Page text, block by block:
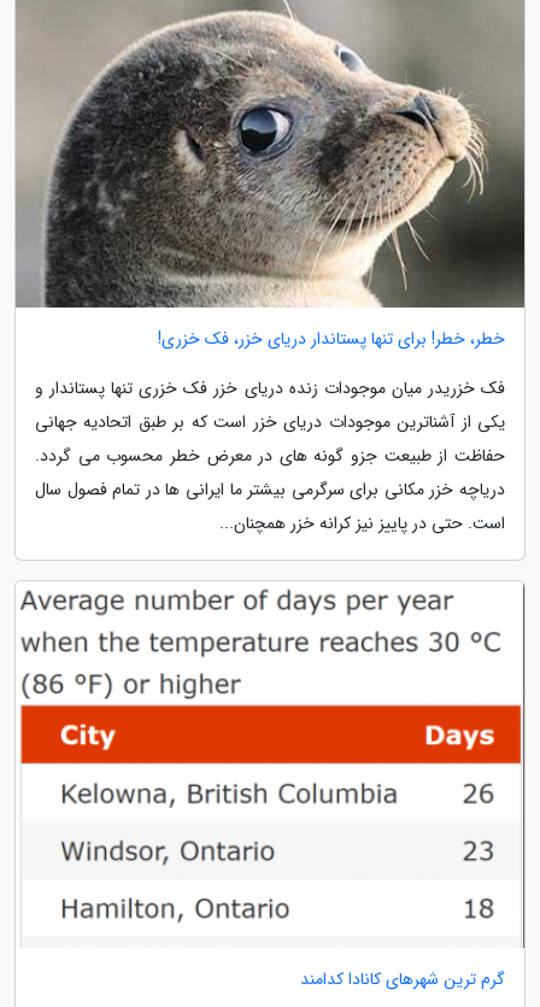
خطر، خطر! برای تنها پستاندار دریای خزر، فک خزری!
فک خزریدر میان موجودات زنده دریای خزر فک خزری تنها پستاندار و
یکی از آشناترین موجودات دریای خزر است که بر طبق اتحادیه جهانی
حفاظت از طبیعت جزو گونه های در معرض خطر محسوب می گردد.
دریاچه خزر مکانی برای سرگرمی بیشتر ما ایرانی ها در تمام فصول سال
است. حتی در پاییز نیز کرانه خزر همچنان...
گرم ترین شهرهای کانادا کدامند